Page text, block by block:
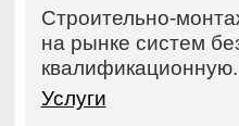
Строительно-
на рынке систем
Услуги